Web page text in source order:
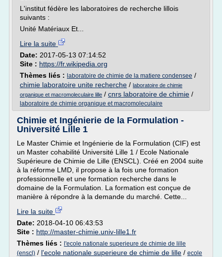
L'institut fédère les laboratoires de recherche lillois
suivants :
Unité Matériaux Et...
Lire la suite
Date: 2017-05-13 07:14:52
Site : https://fr.wikipedia.org
Thèmes liés : laboratoire de chimie de la matiere condensee /
chimie laboratoire unite recherche / laboratoire de chimie
organique et macromoleculaire lille / cnrs laboratoire de chimie /
laboratoire de chimie organique et macromoleculaire
Chimie et Ingénierie de la Formulation -
Université Lille 1
Le Master Chimie et Ingénierie de la Formulation (CIF) est
un Master cohabilité Université Lille 1 / Ecole Nationale
Supérieure de Chimie de Lille (ENSCL). Créé en 2004 suite
à la réforme LMD, il propose à la fois une formation
professionnelle et une formation recherche dans le
domaine de la Formulation. La formation est conçue de
manière à répondre à la demande du marché. Cette...
Lire la suite
Date: 2018-04-10 06:43:53
Site : http://master-chimie.univ-lille1.fr
Thèmes liés : l'ecole nationale superieure de chimie de lille
(enscl) / l'ecole nationale superieure de chimie de lille / ecole